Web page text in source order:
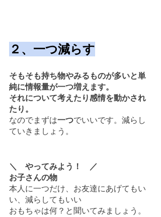
２、一つ減らす
そもそも持ち物やみるものが多いと単
純に情報量が一つ増えます。
それについて考えたり感情を動かされ
たり。
なのでまずは一つでいいです。減らし
ていきましょう。
＼　やってみよう！　／
お子さんの物
本人に一つだけ、お友達にあげてもい
い、減らしてもいい
おもちゃは何？と聞いてみましょう。